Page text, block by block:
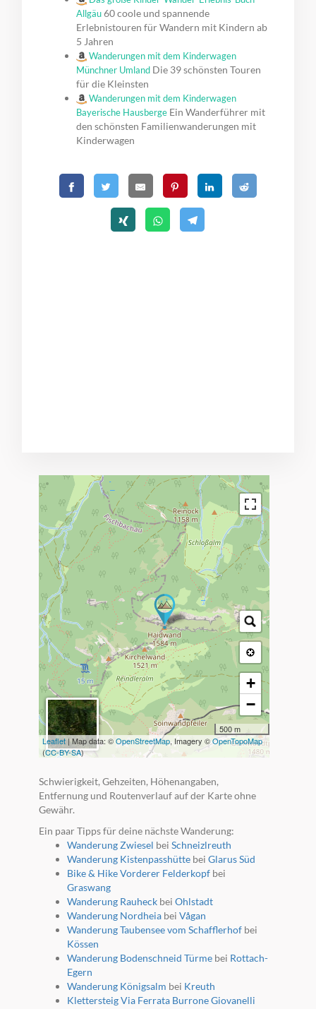
Allgäu60 coole und spannende
Erlebnistouren für Wandern mit Kindern ab
5 Jahren
Wanderungen mit dem Kinderwagen
Münchner Umland Die 39 schönsten Touren
für die Kleinsten
Wanderungen mit dem Kinderwagen
Bayerische Hausberge Ein Wanderführer mit
den schönsten Familienwanderungen mit
Kinderwagen
+
−
500 m
Leaflet| Map data: ©OpenStreetMap, Imagery ©OpenTopoMap
(CC-BY-SA)
Schwierigkeit, Gehzeiten, Höhenangaben,
Entfernung und Routenverlauf auf der Karte ohne
Gewähr.
Ein paar Tipps für deine nächste Wanderung:
Wanderung Zwiesel bei Schneizlreuth
Wanderung Kistenpasshüttebei Glarus Süd
Bike & Hike Vorderer Felderkopfbei
Graswang
Wanderung Rauheckbei Ohlstadt
Wanderung Nordheiabei Vågan
Wanderung Taubensee vom Schafflerhofbei
Kössen
Wanderung Bodenschneid Türmebei Rottach-
Egern
Wanderung Königsalm bei Kreuth
Klettersteig Via Ferrata Burrone Giovanelli